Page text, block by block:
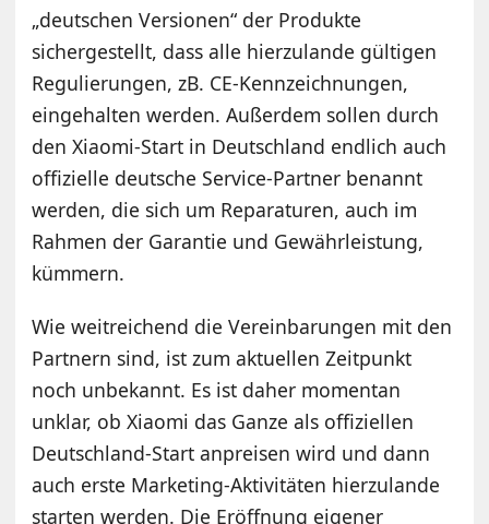
„deutschen Versionen“ der Produkte
sichergestellt, dass alle hierzulande gültigen
Regulierungen, zB. CE-Kennzeichnungen,
eingehalten werden. Außerdem sollen durch
den Xiaomi-Start in Deutschland endlich auch
offizielle deutsche Service-Partner benannt
werden, die sich um Reparaturen, auch im
Rahmen der Garantie und Gewährleistung,
kümmern.
Wie weitreichend die Vereinbarungen mit den
Partnern sind, ist zum aktuellen Zeitpunkt
noch unbekannt. Es ist daher momentan
unklar, ob Xiaomi das Ganze als offiziellen
Deutschland-Start anpreisen wird und dann
auch erste Marketing-Aktivitäten hierzulande
starten werden. Die Eröffnung eigener